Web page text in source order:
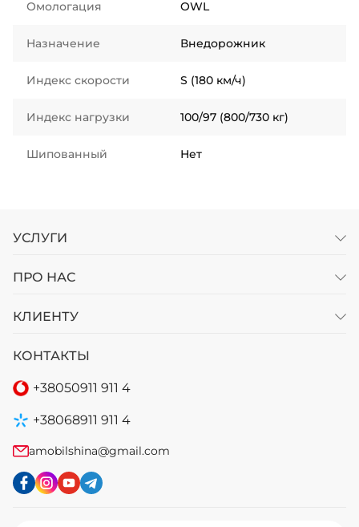
Омологация OWL
Назначение Внедорожник
Индекс скорости S (180 км/ч)
Индекс нагрузки 100/97 (800/730 кг)
Шипованный Нет
УСЛУГИ
ПРО НАС
КЛИЕНТУ
КОНТАКТЫ
+38050911 911 4
+38068911 911 4
amobilshina@gmail.com